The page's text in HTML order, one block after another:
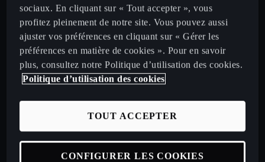
CUPRA Leon Sportstourer
CUPRA Ateca 2020
Configurez votre CUPRA
Véhicules neufs disponibles en stock
sociaux. En cliquant sur « Tout accepter », vous
profitez pleinement de notre site. Vous pouvez aussi
ajuster vos préférences en cliquant sur « Gérer les
préférences en matière de cookies ». Pour en savoir
plus, consultez notre Politique d’utilisation des cookies.
Politique d’utilisation des cookies
TOUT ACCEPTER
CONFIGURER LES COOKIES